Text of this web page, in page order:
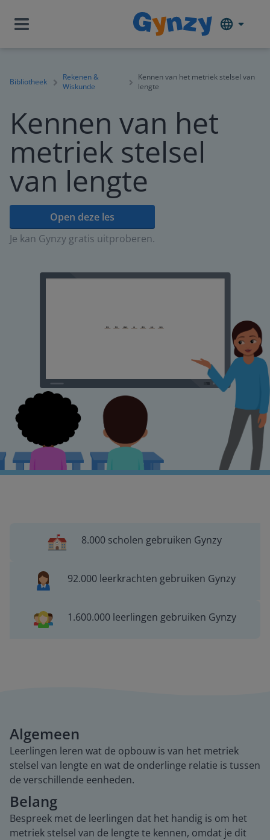
Bibliotheek
Rekenen &
Wiskunde
Kennen van het metriek stelsel van
lengte
Kennen van het
metriek stelsel
van lengte
Open deze les
Je kan Gynzy gratis uitproberen.
8.000 scholen gebruiken Gynzy
92.000 leerkrachten gebruiken Gynzy
1.600.000 leerlingen gebruiken Gynzy
Algemeen
Leerlingen leren wat de opbouw is van het metriek
stelsel van lengte en wat de onderlinge relatie is tussen
de verschillende eenheden.
Belang
Bespreek met de leerlingen dat het handig is om het
metriek stelsel van de lengte te kennen, omdat je dit